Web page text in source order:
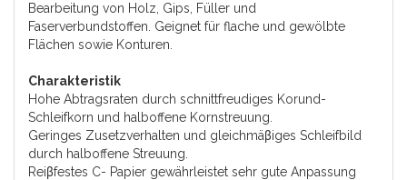
Bearbeitung von Holz, Gips, Füller und
Faserverbundstoffen. Geignet für flache und gewölbte
Flächen sowie Konturen.
Charakteristik
Hohe Abtragsraten durch schnittfreudiges Korund-
Schleifkorn und halboffene Kornstreuung.
Geringes Zusetzverhalten und gleichmäβiges Schleifbild
durch halboffene Streuung.
Reiβfestes C- Papier gewährleistet sehr gute Anpassung